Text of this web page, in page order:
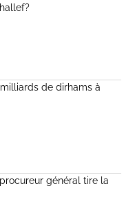
de dirhams à
général tire la